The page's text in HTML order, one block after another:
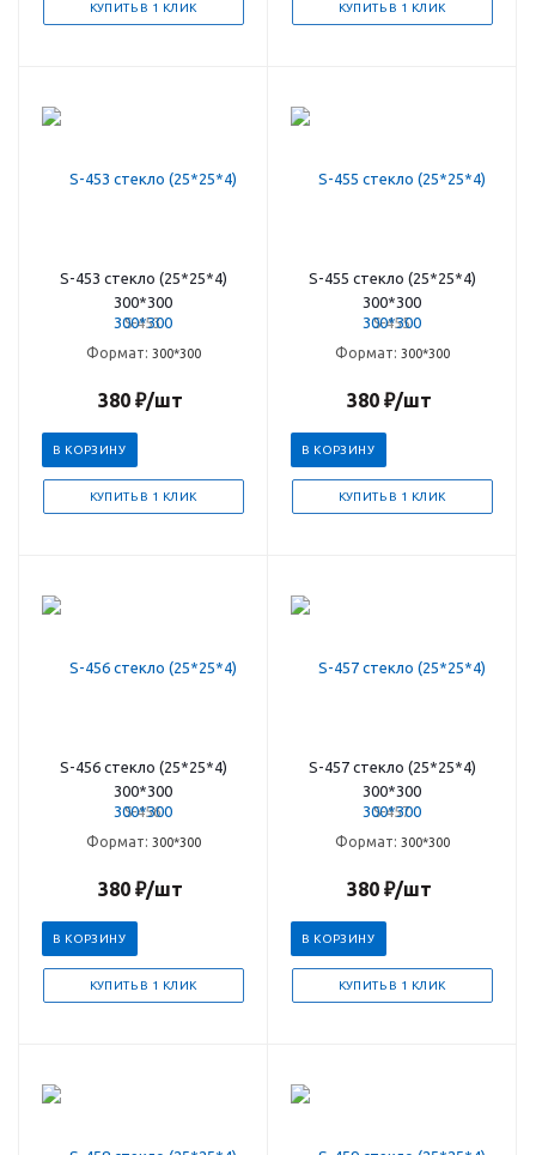
КУПИТЬ В 1 КЛИК КУПИТЬ В 1 КЛИК
S-453 стекло (25*25*4)
300*300
S-453
Формат: 300*300
380 ₽/шт
В КОРЗИНУ
КУПИТЬ В 1 КЛИК
S-455 стекло (25*25*4)
300*300
S-455
Формат: 300*300
380 ₽/шт
В КОРЗИНУ
КУПИТЬ В 1 КЛИК
S-456 стекло (25*25*4)
300*300
S-456
Формат: 300*300
380 ₽/шт
В КОРЗИНУ
КУПИТЬ В 1 КЛИК
S-457 стекло (25*25*4)
300*300
S-457
Формат: 300*300
380 ₽/шт
В КОРЗИНУ
КУПИТЬ В 1 КЛИК